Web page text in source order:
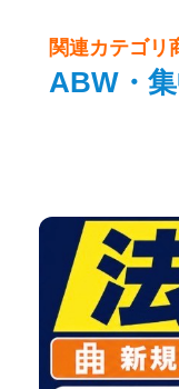
関連カテゴリ
ABW・